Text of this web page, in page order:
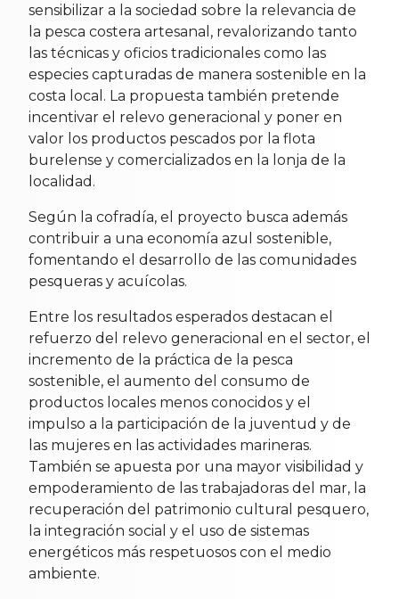
sensibilizar a la sociedad sobre la relevancia de
la pesca costera artesanal, revalorizando tanto
las técnicas y oficios tradicionales como las
especies capturadas de manera sostenible en la
costa local. La propuesta también pretende
incentivar el relevo generacional y poner en
valor los productos pescados por la flota
burelense y comercializados en la lonja de la
localidad.
Según la cofradía, el proyecto busca además
contribuir a una economía azul sostenible,
fomentando el desarrollo de las comunidades
pesqueras y acuícolas.
Entre los resultados esperados destacan el
refuerzo del relevo generacional en el sector, el
incremento de la práctica de la pesca
sostenible, el aumento del consumo de
productos locales menos conocidos y el
impulso a la participación de la juventud y de
las mujeres en las actividades marineras.
También se apuesta por una mayor visibilidad y
empoderamiento de las trabajadoras del mar, la
recuperación del patrimonio cultural pesquero,
la integración social y el uso de sistemas
energéticos más respetuosos con el medio
ambiente.